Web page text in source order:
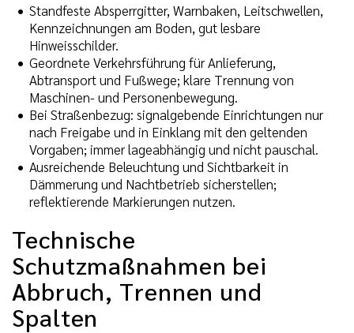
Standfeste Absperrgitter, Warnbaken, Leitschwellen,
Kennzeichnungen am Boden, gut lesbare
Hinweisschilder.
Geordnete Verkehrsführung für Anlieferung,
Abtransport und Fußwege; klare Trennung von
Maschinen- und Personenbewegung.
Bei Straßenbezug: signalgebende Einrichtungen nur
nach Freigabe und in Einklang mit den geltenden
Vorgaben; immer lageabhängig und nicht pauschal.
Ausreichende Beleuchtung und Sichtbarkeit in
Dämmerung und Nachtbetrieb sicherstellen;
reflektierende Markierungen nutzen.
Technische
Schutzmaßnahmen bei
Abbruch, Trennen und
Spalten